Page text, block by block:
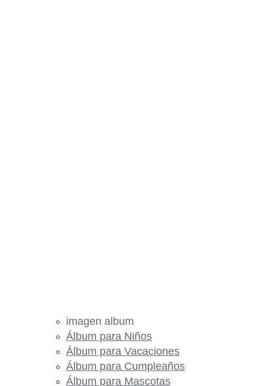
imagen album
Álbum para Niños
Álbum para Vacaciones
Álbum para Cumpleaños
Álbum para Mascotas